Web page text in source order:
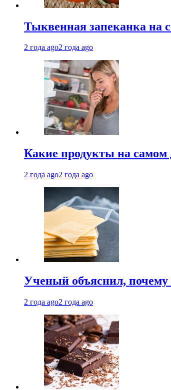
Тыквенная запеканка на
2 года ago2 года ago
Какие продукты на самом
2 года ago2 года ago
Ученый объяснил,
2 года ago2 года ago